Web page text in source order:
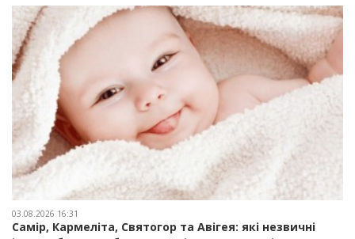
03.08.2026 16:31
Самір, Кармеліта, Святогор та Авігея: які незвичні